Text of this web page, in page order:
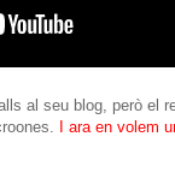
al seu blog, però el
I ara en volem